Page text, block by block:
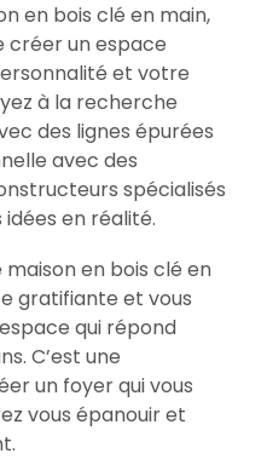
en bois clé en main,
créer un espace
et votre
à la recherche
des lignes épurées
avec des
spécialisés
en réalité.
maison en bois clé en
gratifiante et vous
qui répond
C’est une
un foyer qui vous
vous épanouir et